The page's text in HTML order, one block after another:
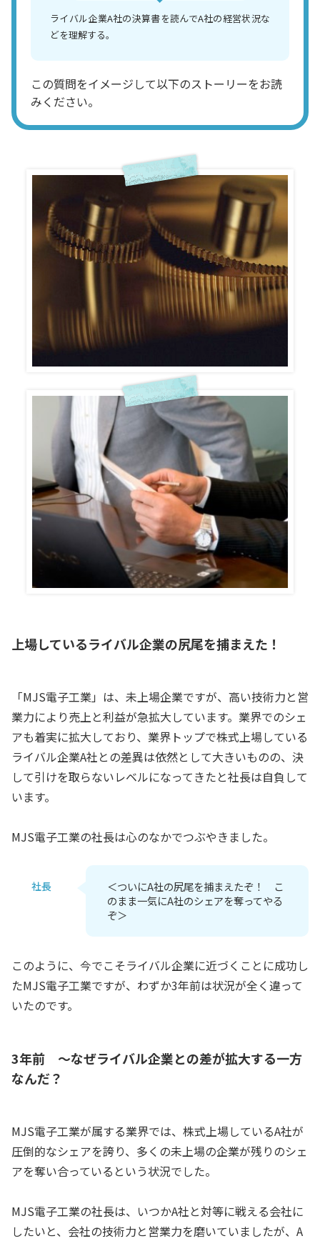
ライバル企業A社の決算書を読んでA社の経営状況な
どを理解する。
この質問をイメージして以下のストーリーをお読
みください。
上場しているライバル企業の尻尾を捕まえた！
「MJS電子工業」は、未上場企業ですが、高い技術力と営
業力により売上と利益が急拡大しています。業界でのシェ
アも着実に拡大しており、業界トップで株式上場している
ライバル企業A社との差異は依然として大きいものの、決
して引けを取らないレベルになってきたと社長は自負して
います。
MJS電子工業の社長は心のなかでつぶやきました。
社長
＜ついにA社の尻尾を捕まえたぞ！ こ
のまま一気にA社のシェアを奪ってやる
ぞ＞
このように、今でこそライバル企業に近づくことに成功し
たMJS電子工業ですが、わずか3年前は状況が全く違って
いたのです。
3年前 ～なぜライバル企業との差が拡大する一方
なんだ？
MJS電子工業が属する業界では、株式上場しているA社が
圧倒的なシェアを誇り、多くの未上場の企業が残りのシェ
アを奪い合っているという状況でした。
MJS電子工業の社長は、いつかA社と対等に戦える会社に
したいと、会社の技術力と営業力を磨いていましたが、A